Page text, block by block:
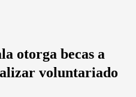
otorga becas a
voluntariado